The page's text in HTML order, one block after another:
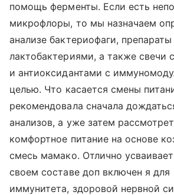
помощь ферменты. Если есть
микрофлоры, то мы назначаем
анализе бактериофаги,
лактобактериями, а также свечи
и антиоксидантами с
целью. Что касается смены
рекомендовала сначала
анализов, а уже затем
комфортное питание на основе
смесь мамако. Отлично
своем составе доп включен я для
иммунитета, здоровой нервной